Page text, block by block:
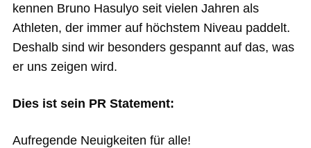
kennen Bruno Hasulyo seit vielen Jahren als
Athleten, der immer auf höchstem Niveau paddelt.
Deshalb sind wir besonders gespannt auf das, was
er uns zeigen wird.
Dies ist sein PR Statement:
Aufregende Neuigkeiten für alle!